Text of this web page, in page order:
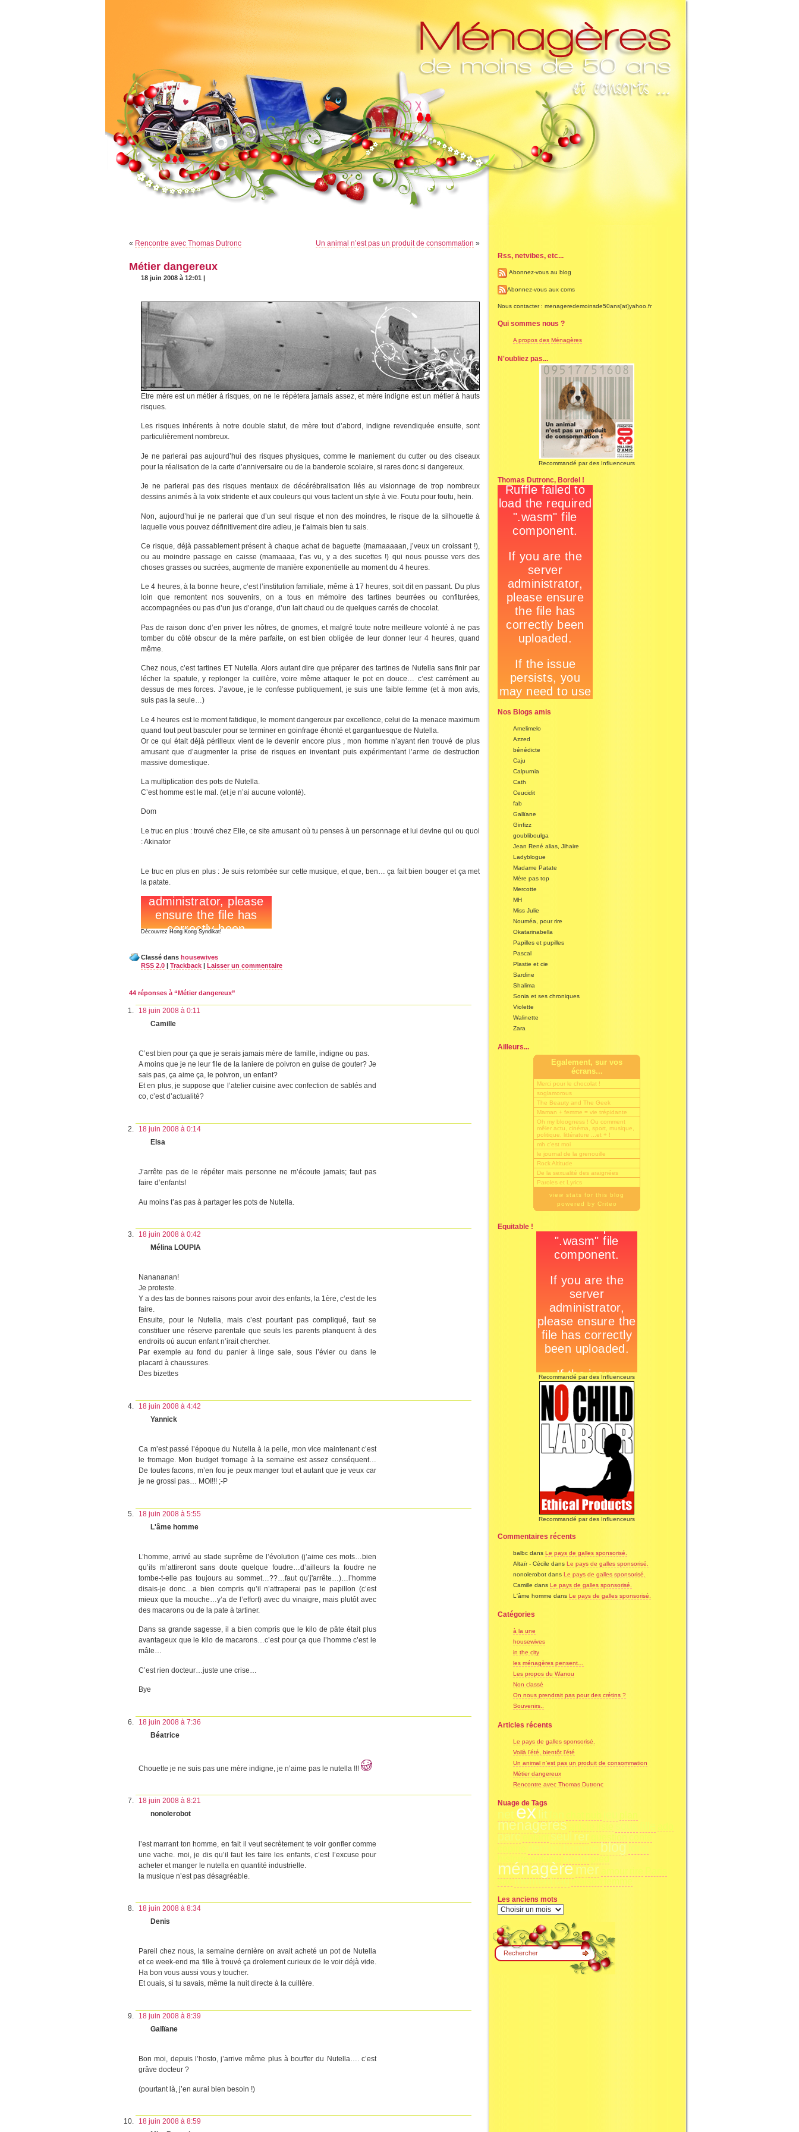
« Rencontre avec Thomas Dutronc Un animal n’est pas un produit de consommation »
Métier dangereux
18 juin 2008 à 12:01 |
Etre mère est un métier à risques, on ne le répètera jamais assez, et mère indigne est un métier à hauts
risques.
Les risques inhérents à notre double statut, de mère tout d’abord, indigne revendiquée ensuite, sont
particulièrement nombreux.
Je ne parlerai pas aujourd’hui des risques physiques, comme le maniement du cutter ou des ciseaux
pour la réalisation de la carte d’anniversaire ou de la banderole scolaire, si rares donc si dangereux.
Je ne parlerai pas des risques mentaux de décérébralisation liés au visionnage de trop nombreux
dessins animés à la voix stridente et aux couleurs qui vous taclent un style à vie. Foutu pour foutu, hein.
Non, aujourd’hui je ne parlerai que d’un seul risque et non des moindres, le risque de la silhouette à
laquelle vous pouvez définitivement dire adieu, je t’aimais bien tu sais.
Ce risque, déjà passablement présent à chaque achat de baguette (mamaaaaan, j’veux un croissant !),
ou au moindre passage en caisse (mamaaaa, t’as vu, y a des sucettes !) qui nous pousse vers des
choses grasses ou sucrées, augmente de manière exponentielle au moment du 4 heures.
Le 4 heures, à la bonne heure, c’est l’institution familiale, même à 17 heures, soit dit en passant. Du plus
loin que remontent nos souvenirs, on a tous en mémoire des tartines beurrées ou confiturées,
accompagnées ou pas d’un jus d’orange, d’un lait chaud ou de quelques carrés de chocolat.
Pas de raison donc d’en priver les nôtres, de gnomes, et malgré toute notre meilleure volonté à ne pas
tomber du côté obscur de la mère parfaite, on est bien obligée de leur donner leur 4 heures, quand
même.
Chez nous, c’est tartines ET Nutella. Alors autant dire que préparer des tartines de Nutella sans finir par
lécher la spatule, y replonger la cuillère, voire même attaquer le pot en douce… c’est carrément au
dessus de mes forces. J’avoue, je le confesse publiquement, je suis une faible femme (et à mon avis,
suis pas la seule…)
Le 4 heures est le moment fatidique, le moment dangereux par excellence, celui de la menace maximum
quand tout peut basculer pour se terminer en goinfrage éhonté et gargantuesque de Nutella.
Or ce qui était déjà périlleux vient de le devenir encore plus , mon homme n’ayant rien trouvé de plus
amusant que d’augmenter la prise de risques en inventant puis expérimentant l’arme de destruction
massive domestique.
La multiplication des pots de Nutella.
C’est homme est le mal. (et je n’ai aucune volonté).
Dom
Le truc en plus : trouvé chez Elle, ce site amusant où tu penses à un personnage et lui devine qui ou quoi
: Akinator
Le truc en plus en plus : Je suis retombée sur cette musique, et que, ben… ça fait bien bouger et ça met
la patate.
Découvrez Hong Kong Syndikat!
Classé dans housewives
RSS 2.0
Trackback Laisser un commentaire
44 réponses à “Métier dangereux”
18 juin 2008 à 0:11
Camille
C’est bien pour ça que je serais jamais mère de famille, indigne ou pas.
A moins que je ne leur file de la laniere de poivron en guise de gouter? Je
sais pas, ça aime ça, le poivron, un enfant?
Et en plus, je suppose que l’atelier cuisine avec confection de sablés and
co, c’est d’actualité?
18 juin 2008 à 0:14
Elsa
J’arrête pas de le répéter mais personne ne m’écoute jamais; faut pas
faire d’enfants!
Au moins t’as pas à partager les pots de Nutella.
18 juin 2008 à 0:42
Mélina LOUPIA
Nanananan!
Je proteste.
Y a des tas de bonnes raisons pour avoir des enfants, la 1ère, c’est de les
faire.
Ensuite, pour le Nutella, mais c’est pourtant pas compliqué, faut se
constituer une réserve parentale que seuls les parents planquent à des
endroits où aucun enfant n’irait chercher.
Par exemple au fond du panier à linge sale, sous l’évier ou dans le
placard à chaussures.
Des bizettes
18 juin 2008 à 4:42
Yannick
Ca m’est passé l’époque du Nutella à la pelle, mon vice maintenant c’est
le fromage. Mon budget fromage à la semaine est assez conséquent…
De toutes facons, m’en fou je peux manger tout et autant que je veux car
je ne grossi pas… MOI!!! ;-P
18 juin 2008 à 5:55
L'âme homme
L’homme, arrivé au stade suprême de l’évolution (j’aime ces mots…bien
qu’ils m’attireront sans doute quelque foudre…d’ailleurs la foudre ne
tombe-t-elle pas toujours au sommet…??…faut qu’j'arrête…)…l’homme
disais-je donc…a bien compris qu’il n’attraperai pas le papillon (c’est
mieux que la mouche…y’a de l’effort) avec du vinaigre, mais plutôt avec
des macarons ou de la pate à tartiner.
Dans sa grande sagesse, il a bien compris que le kilo de pâte était plus
avantageux que le kilo de macarons…c’est pour ça que l’homme c’est le
mâle…
C’est rien docteur…juste une crise…
Bye
18 juin 2008 à 7:36
Béatrice
Chouette je ne suis pas une mère indigne, je n’aime pas le nutella !!!
18 juin 2008 à 8:21
nonolerobot
l’est marrant ton homme, en fait il veut secrètement te voir gonfler comme
une vache. moi, je dis qu’il faut les faire les enfants, c’est l’excuse pour
acheter et manger le nutella en quantité industrielle.
la musique n’est pas désagréable.
18 juin 2008 à 8:34
Denis
Pareil chez nous, la semaine dernière on avait acheté un pot de Nutella
et ce week-end ma fille à trouvé ça drolement curieux de le voir déjà vide.
Ha bon vous aussi vous y toucher.
Et ouais, si tu savais, même la nuit directe à la cuillère.
18 juin 2008 à 8:39
Gallïane
Bon moi, depuis l’hosto, j’arrive même plus à bouffer du Nutella…. c’est
grâve docteur ?
(pourtant là, j’en aurai bien besoin !)
18 juin 2008 à 8:59
Rss, netvibes, etc...
Abonnez-vous au blog
Abonnez-vous aux coms
Nous contacter : menageredemoinsde50ans[at]yahoo.fr
Qui sommes nous ?
A propos des Ménagères
N'oubliez pas...
Recommandé par des Influenceurs
Thomas Dutronc, Bordel !
Nos Blogs amis
Amelimelo
Azzed
bénédicte
Caju
Calpurnia
Cath
Ceucidit
fab
Gallïane
Ginfizz
goubliboulga
Jean René alias, Jihaire
Ladyblogue
Madame Patate
Mère pas top
Mercotte
MH
Miss Julie
Nouméa, pour rire
Okatarinabella
Papilles et pupilles
Pascal
Plastie et cie
Sardine
Shalima
Sonia et ses chroniques
Violette
Walinette
Zara
Ailleurs...
Egalement, sur vos
écrans...
Merci pour le chocolat !
soglamorous
The Beauty and The Geek
Maman + femme = vie trépidante
Oh my bloogness ! Ou comment
mêler actu, cinéma, sport, musique,
politique, littérature ...et + !
mh c'est moi
le journal de la grenouille
Rock Altitude
De la sexualité des araignées
Paroles et Lyrics
view stats for this blog
powered by Criteo
Equitable !
Recommandé par des Influenceurs
Recommandé par des Influenceurs
Commentaires récents
balbc dans Le pays de galles sponsorisé.
Altaïr - Cécile dans Le pays de galles sponsorisé.
nonolerobot dans Le pays de galles sponsorisé.
Camille dans Le pays de galles sponsorisé.
L'âme homme dans Le pays de galles sponsorisé.
Catégories
à la une
housewives
in the city
les ménagères pensent…
Les propos du Wanou
Non classé
On nous prendrait pas pour des crétins ?
Souvenirs..
Articles récents
Le pays de galles sponsorisé.
Voilà l’été, bientôt l’été
Un animal n’est pas un produit de consommation
Métier dangereux
Rencontre avec Thomas Dutronc
Nuage de Tags
netex lit
menageres
parc seul rer question
blog
avant pied
ménagèremer amour
sac momenttag maison femme
Les anciens mots